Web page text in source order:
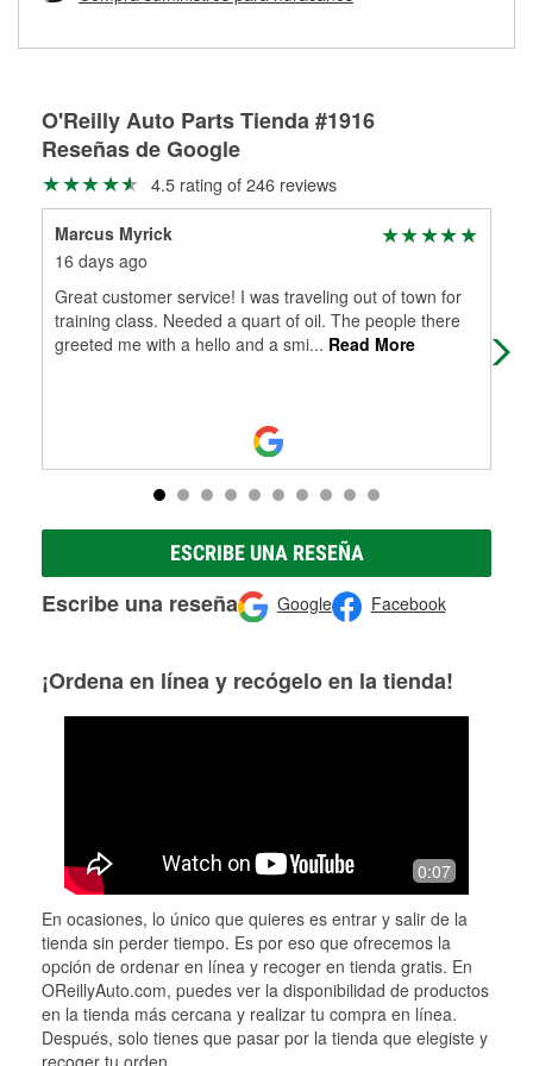
partes de reemplazo correctas para tu reparación.
O'Reilly Auto Parts Tienda #1916
Reseñas de Google
4.5 rating of 246 reviews
Marcus Myrick
16 days ago
Great customer service! I was traveling out of town for
training class. Needed a quart of oil. The people there
greeted me with a hello and a smi... Read More
ESCRIBE UNA RESEÑA
Escribe una reseña Google Facebook
¡Ordena en línea y recógelo en la tienda!
0:07
En ocasiones, lo único que quieres es entrar y salir de la
tienda sin perder tiempo. Es por eso que ofrecemos la
opción de ordenar en línea y recoger en tienda gratis. En
OReillyAuto.com, puedes ver la disponibilidad de productos
en la tienda más cercana y realizar tu compra en línea.
Después, solo tienes que pasar por la tienda que elegiste y
recoger tu orden.